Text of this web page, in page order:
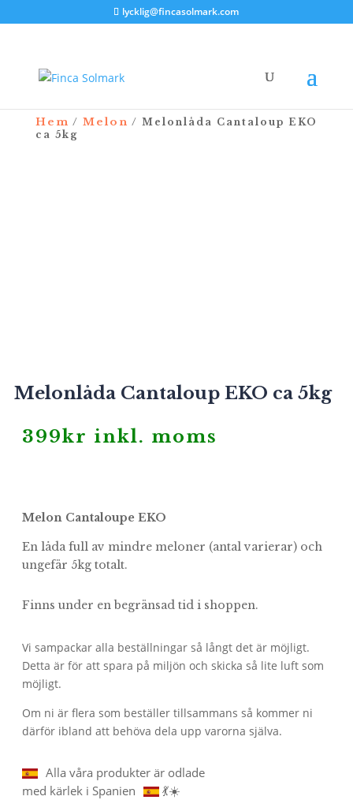
lycklig@fincasolmark.com
Hem / Melon / Melonlåda Cantaloup EKO
ca 5kg
Melonlåda Cantaloup EKO ca 5kg
399kr inkl. moms
Melon Cantaloupe EKO
En låda full av mindre meloner (antal varierar) och
ungefär 5kg totalt.
Finns under en begränsad tid i shoppen.
Vi sampackar alla beställningar så långt det är möjligt.
Detta är för att spara på miljön och skicka så lite luft som
möjligt.
Om ni är flera som beställer tillsammans så kommer ni
därför ibland att behöva dela upp varorna själva.
Alla våra produkter är odlade
med kärlek i Spanien
💃☀️